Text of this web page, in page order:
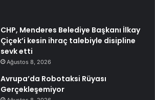
CHP, Menderes Belediye Başkanı İlkay
Çiçek’i kesin ihraç talebiyle disipline
sevk etti
Ağustos 8, 2026
Avrupa’da Robotaksi Rüyası
Gerçekleşemiyor